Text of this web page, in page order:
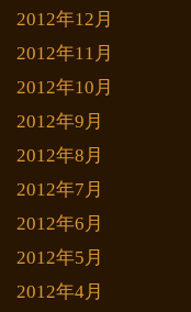
2012年12月
2012年11月
2012年10月
2012年9月
2012年8月
2012年7月
2012年6月
2012年5月
2012年4月